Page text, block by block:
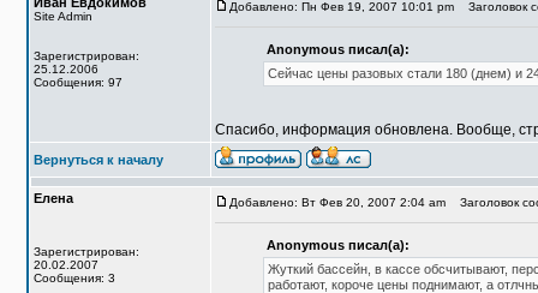
Site Admin
Зарегистрирован:
25.12.2006
Сообщения: 97
Добавлено: Пн Фев 19, 2007 10:01 pm Заголовок
Anonymous писал(а):
Сейчас цены разовых стали 180 (днем) и
Спасибо, информация обновлена. Вообще,
Вернуться к началу
Елена
Зарегистрирован:
20.02.2007
Сообщения: 3
Добавлено: Вт Фев 20, 2007 2:04 am Заголовок
Anonymous писал(а):
Жуткий бассейн, в кассе обсчитывают,
работают, короче цены поднимают, а